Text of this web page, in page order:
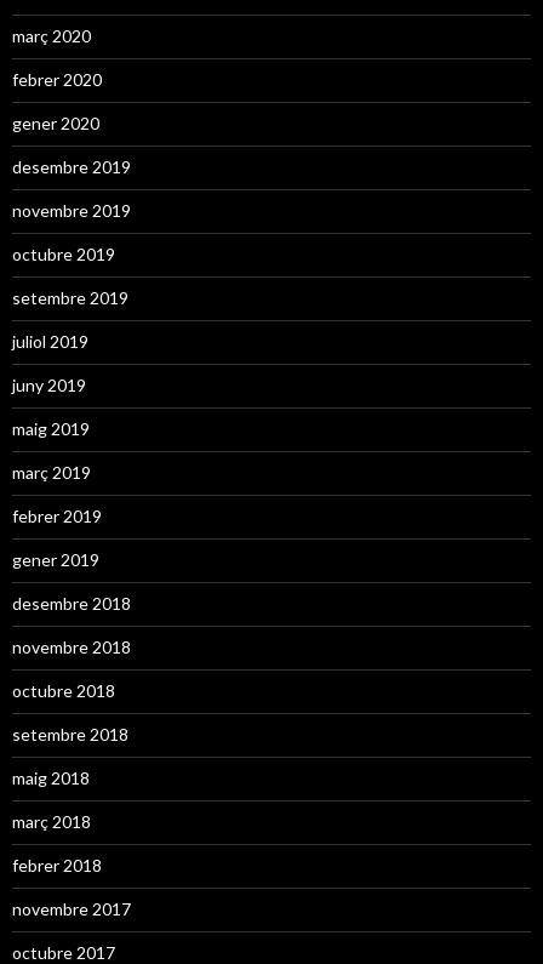
març 2020
febrer 2020
gener 2020
desembre 2019
novembre 2019
octubre 2019
setembre 2019
juliol 2019
juny 2019
maig 2019
març 2019
febrer 2019
gener 2019
desembre 2018
novembre 2018
octubre 2018
setembre 2018
maig 2018
març 2018
febrer 2018
novembre 2017
octubre 2017